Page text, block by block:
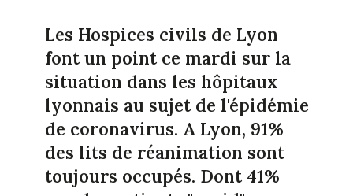
Les Hospices civils de Lyon
font un point ce mardi sur la
situation dans les hôpitaux
lyonnais au sujet de l'épidémie
de coronavirus. A Lyon, 91%
des lits de réanimation sont
toujours occupés. Dont 41%